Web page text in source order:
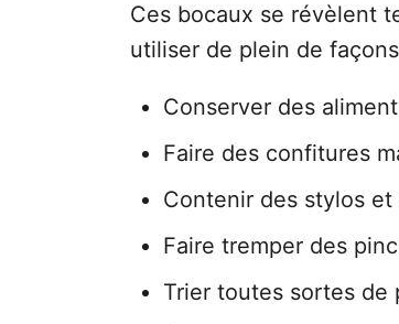
Ces bocaux se révèlent
utiliser de plein de
Conserver des
Faire des confitures
Contenir des stylos et
Faire tremper des
Trier toutes sortes de